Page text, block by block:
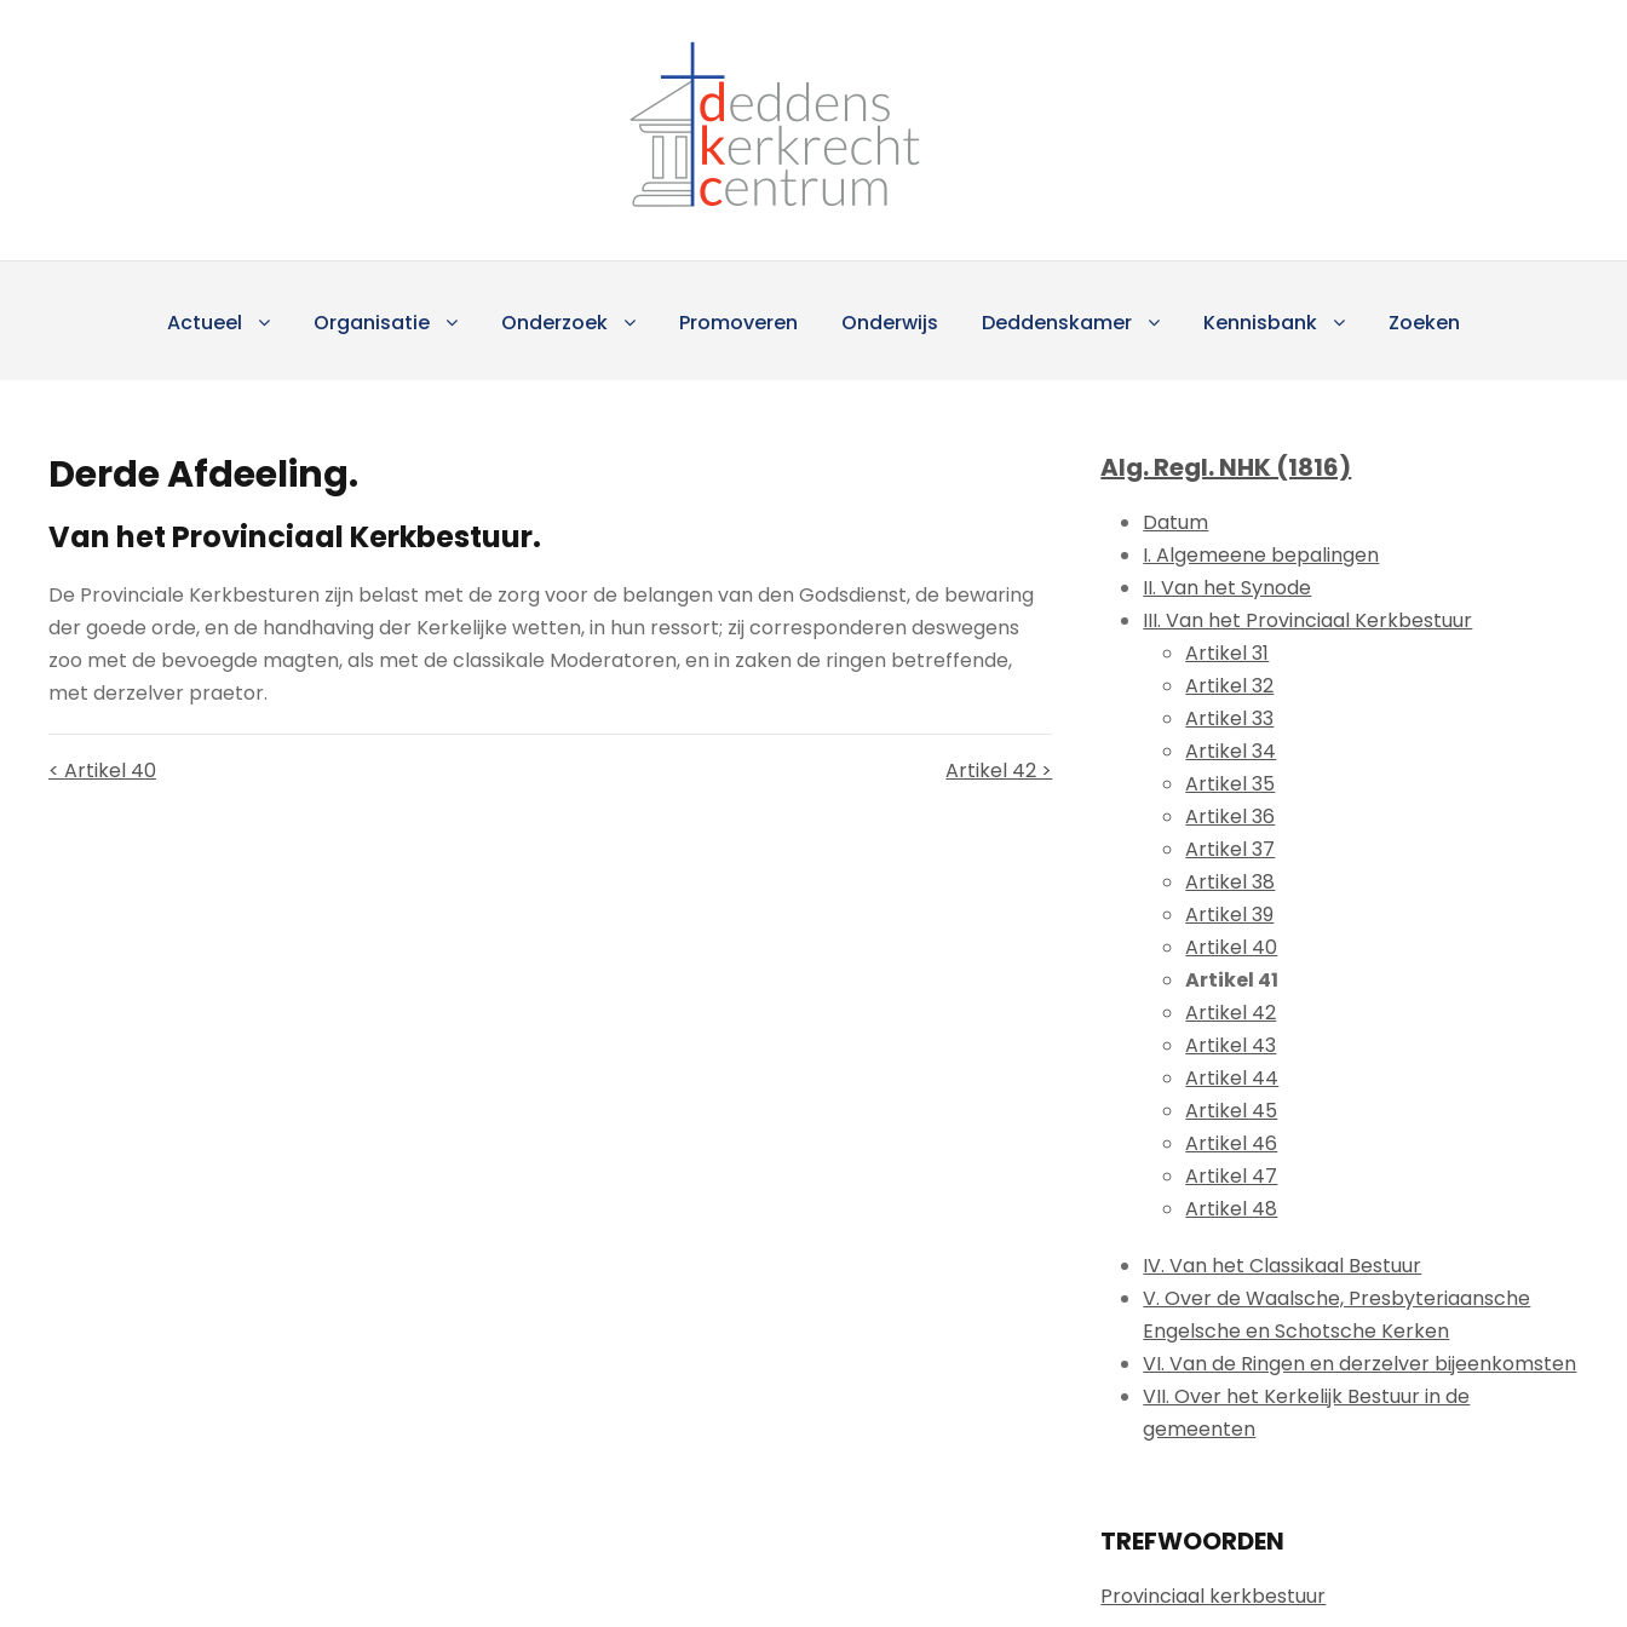
Actueel Organisatie Onderzoek Promoveren Onderwijs Deddenskamer Kennisbank Zoeken
Derde Afdeeling.
Van het Provinciaal Kerkbestuur.
De Provinciale Kerkbesturen zijn belast met de zorg voor de belangen van den Godsdienst, de bewaring
der goede orde, en de handhaving der Kerkelijke wetten, in hun ressort; zij corresponderen deswegens
zoo met de bevoegde magten, als met de classikale Moderatoren, en in zaken de ringen betreffende,
met derzelver praetor.
< Artikel 40 Artikel 42 >
Alg. Regl. NHK (1816)
Datum
I. Algemeene bepalingen
II. Van het Synode
III. Van het Provinciaal Kerkbestuur
Artikel 31
Artikel 32
Artikel 33
Artikel 34
Artikel 35
Artikel 36
Artikel 37
Artikel 38
Artikel 39
Artikel 40
Artikel 41
Artikel 42
Artikel 43
Artikel 44
Artikel 45
Artikel 46
Artikel 47
Artikel 48
IV. Van het Classikaal Bestuur
V. Over de Waalsche, Presbyteriaansche
Engelsche en Schotsche Kerken
VI. Van de Ringen en derzelver bijeenkomsten
VII. Over het Kerkelijk Bestuur in de
gemeenten
TREFWOORDEN
Provinciaal kerkbestuur